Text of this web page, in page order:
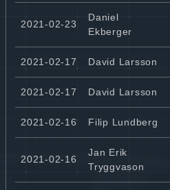
2021-02-23
Daniel
Ekberger
2021-02-17 David Larsson
2021-02-17 David Larsson
2021-02-16 Filip Lundberg
2021-02-16
Jan Erik
Tryggvason